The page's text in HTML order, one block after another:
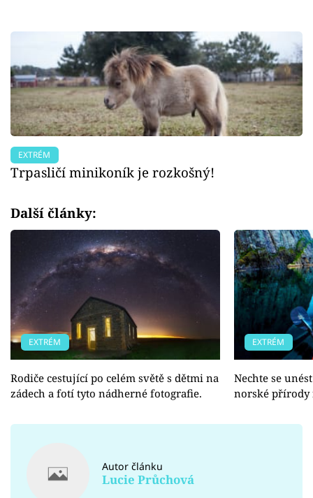
EXTRÉM
Trpasličí minikoník je rozkošný!
Další články:
EXTRÉM
Rodiče cestující po celém světě s dětmi na
zádech a fotí tyto nádherné fotografie.
EXTRÉM
Nechte se
norské přírody
Autor článku
Lucie Průchová